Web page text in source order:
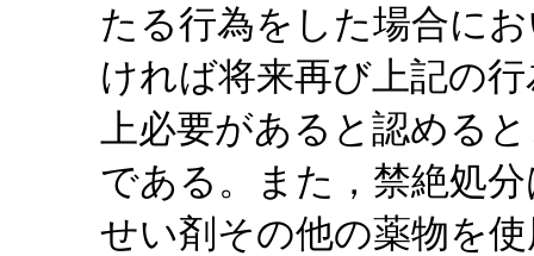
たる行為をした場合に
ければ将来再び上記の
上必要があると認める
である。また，禁絶処
せい剤その他の薬物を